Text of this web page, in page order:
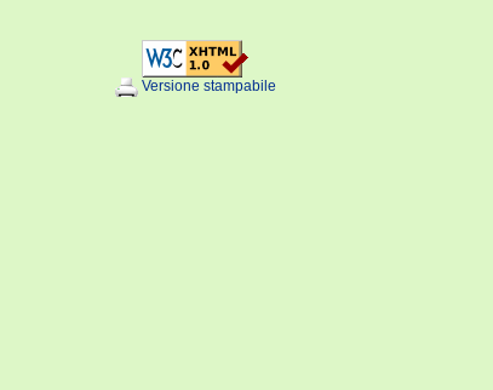
Versione stampabile